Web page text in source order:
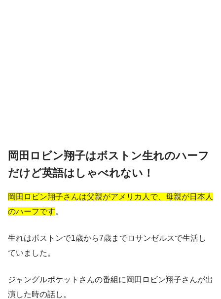
岡田ロビン翔子はボストン生れのハーフ
だけど英語はしゃべれない！
岡田ロビン翔子さんは父親がアメリカ人で、母親が日本人
のハーフです。
生れはボストンで1歳から7歳までロサンゼルスで生活し
ていました 。
ジャングルポケットさんの番組に岡田ロビン翔子さんが出
演した時の話し。